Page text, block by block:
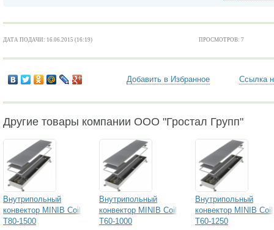
ДАТА ПОДАЧИ: 16.06.2015 (16:19) ПРОСМОТРОВ: 7
Добавить в Избранное Ссылка
Другие товары компании ООО "Гростал Групп"
Внутрипольный
конвектор MINIB Coil
T80-1500
Внутрипольный
конвектор MINIB Coil
T60-1000
Внутрипольный
конвектор MINIB Coil
T60-1250